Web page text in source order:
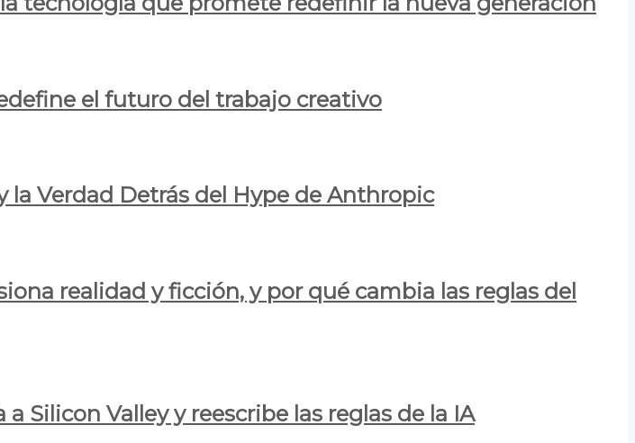
el futuro del trabajo creativo
la Verdad Detrás del Hype de Anthropic
realidad y ficción, y por qué cambia las reglas del
Silicon Valley y reescribe las reglas de la IA